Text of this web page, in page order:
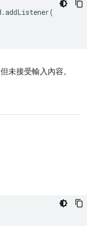
.addListener(
未接受輸入內容。